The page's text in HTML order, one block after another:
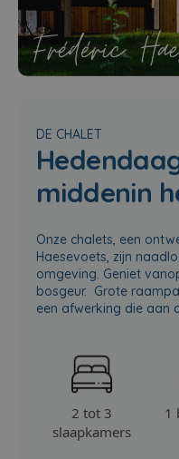
DE CHALET
middenin
Onze chalets, een
Haesevoets, zijn
omgeving. Geniet
bosgeur. Grote
een afwerking die aan
2 tot 3
slaapkamers
1